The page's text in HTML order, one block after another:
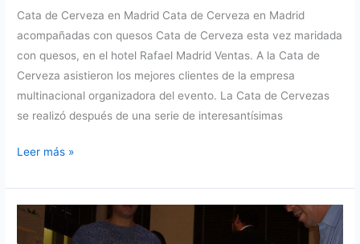
Cata de Cerveza en Madrid Cata de Cerveza en Madrid
acompañadas con quesos Cata de Cerveza esta vez maridada
con quesos, en el hotel Rafael Madrid Ventas. A la Cata de
Cerveza asistieron los mejores clientes de la empresa
multinacional organizadora del evento. La Cata de Cervezas
se realizó después de una serie de interesantísimas
Cata
Cerveza
en
Madrid
Leer más »